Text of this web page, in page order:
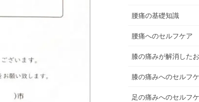
腰痛の基礎知識
腰痛へのセルフケア
膝の痛みが解消した
膝の痛みへのセルフ
足の痛みへのセルフ